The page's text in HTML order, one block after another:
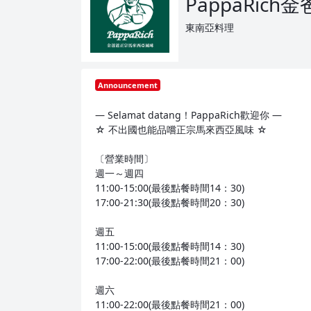
東南亞料理
Announcement
— Selamat datang！PappaRich歡迎你 —
☆ 不出國也能品嚐正宗馬來西亞風味 ☆
〔營業時間〕
週一～週四
11:00-15:00(最後點餐時間14：30)
17:00-21:30(最後點餐時間20：30)
週五
11:00-15:00(最後點餐時間14：30)
17:00-22:00(最後點餐時間21：00)
週六
11:00-22:00(最後點餐時間21：00)